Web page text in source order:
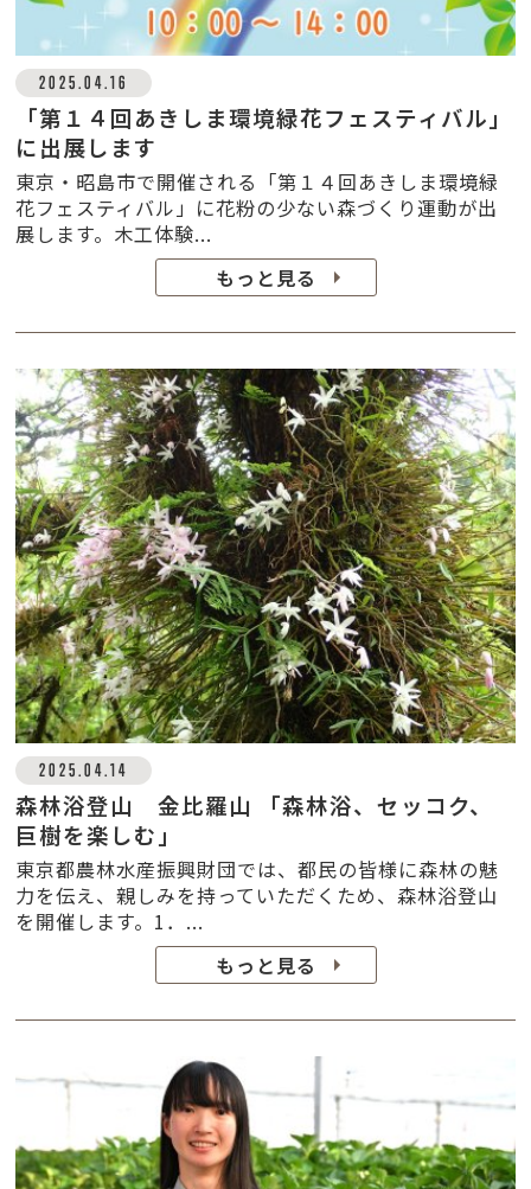
2025.04.16
「第１４回あきしま環境緑花フェスティバル」
に出展します
東京・昭島市で開催される「第１４回あきしま環境緑
花フェスティバル」に花粉の少ない森づくり運動が出
展します。木工体験...
もっと見る
2025.04.14
森林浴登山 金比羅山 「森林浴、セッコク、
巨樹を楽しむ」
東京都農林水産振興財団では、都民の皆様に森林の魅
力を伝え、親しみを持っていただくため、森林浴登山
を開催します。1．...
もっと見る